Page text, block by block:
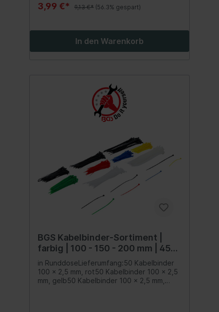
3,99 €* 9,13 €* (56.3% gespart)
In den Warenkorb
BGS Kabelbinder-Sortiment |
farbig | 100 - 150 - 200 mm | 450-
tlg.
in RunddoseLieferumfang:50 Kabelbinder
100 x 2,5 mm, rot50 Kabelbinder 100 x 2,5
mm, gelb50 Kabelbinder 100 x 2,5 mm,